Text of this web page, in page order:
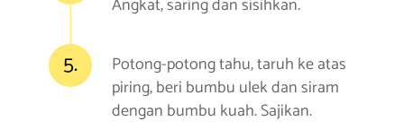
Angkat, saring dan sisihkan.
5.
Potong-potong tahu, taruh ke atas
piring, beri bumbu ulek dan siram
dengan bumbu kuah. Sajikan.